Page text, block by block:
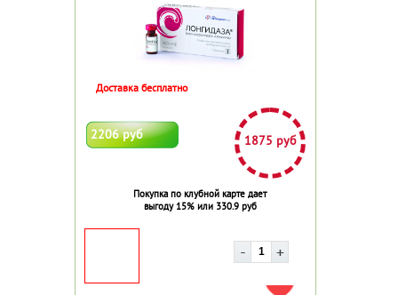
2206 руб 1875 руб
Покупка по клубной карте дает
выгоду 15% или 330.9 руб
Доставка бесплатно
ДОБАВИТЬ В ИЗБРАННОЕ